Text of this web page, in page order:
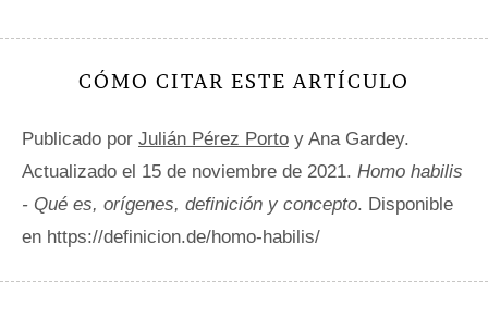
CÓMO CITAR ESTE ARTÍCULO
Publicado por Julián Pérez Porto y Ana Gardey.
Actualizado el 15 de noviembre de 2021. Homo habilis
- Qué es, orígenes, definición y concepto. Disponible
en https://definicion.de/homo-habilis/